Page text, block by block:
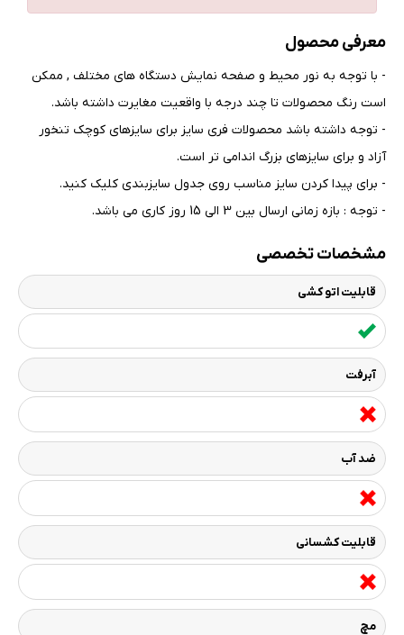
معرفی محصول
- با توجه به نور محیط و صفحه نمایش دستگاه های مختلف , ممکن
است رنگ محصولات تا چند درجه با واقعیت مغایرت داشته باشد.
- توجه داشته باشد محصولات فری سایز برای سایزهای کوچک تنخور
آزاد و برای سایزهای بزرگ اندامی تر است.
- برای پیدا کردن سایز مناسب روی جدول سایزبندی کلیک کنید.
- توجه : بازه زمانی ارسال بین 3 الی 15 روز کاری می باشد.
مشخصات تخصصی
قابلیت اتو کشی
آبرفت
ضد آب
قابلیت کشسانی
مچ